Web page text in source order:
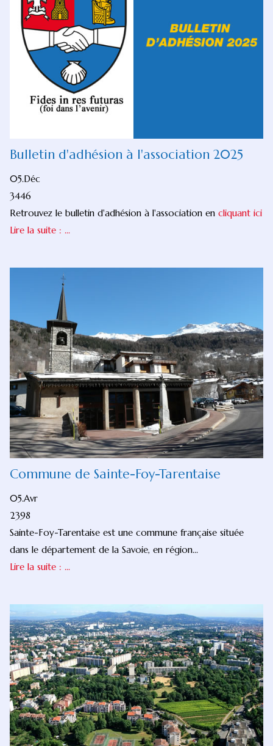
Bulletin d'adhésion à l'association 2025
05.Déc
3446
Retrouvez le bulletin d'adhésion à l'association encliquant ici
Lire la suite : ...
Commune de Sainte-Foy-Tarentaise
05.Avr
2398
Sainte-Foy-Tarentaise est une commune française située
dans le département de la Savoie, en région...
Lire la suite : ...